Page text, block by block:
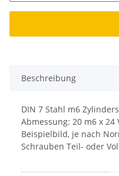
Beschreibung
DIN 7 Stahl m6
Abmessung: 20 m6 x 24
Beispielbild, je nach
Schrauben Teil- oder